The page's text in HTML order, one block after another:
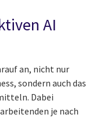
AI
an, nicht nur
sondern auch das
Dabei
je nach